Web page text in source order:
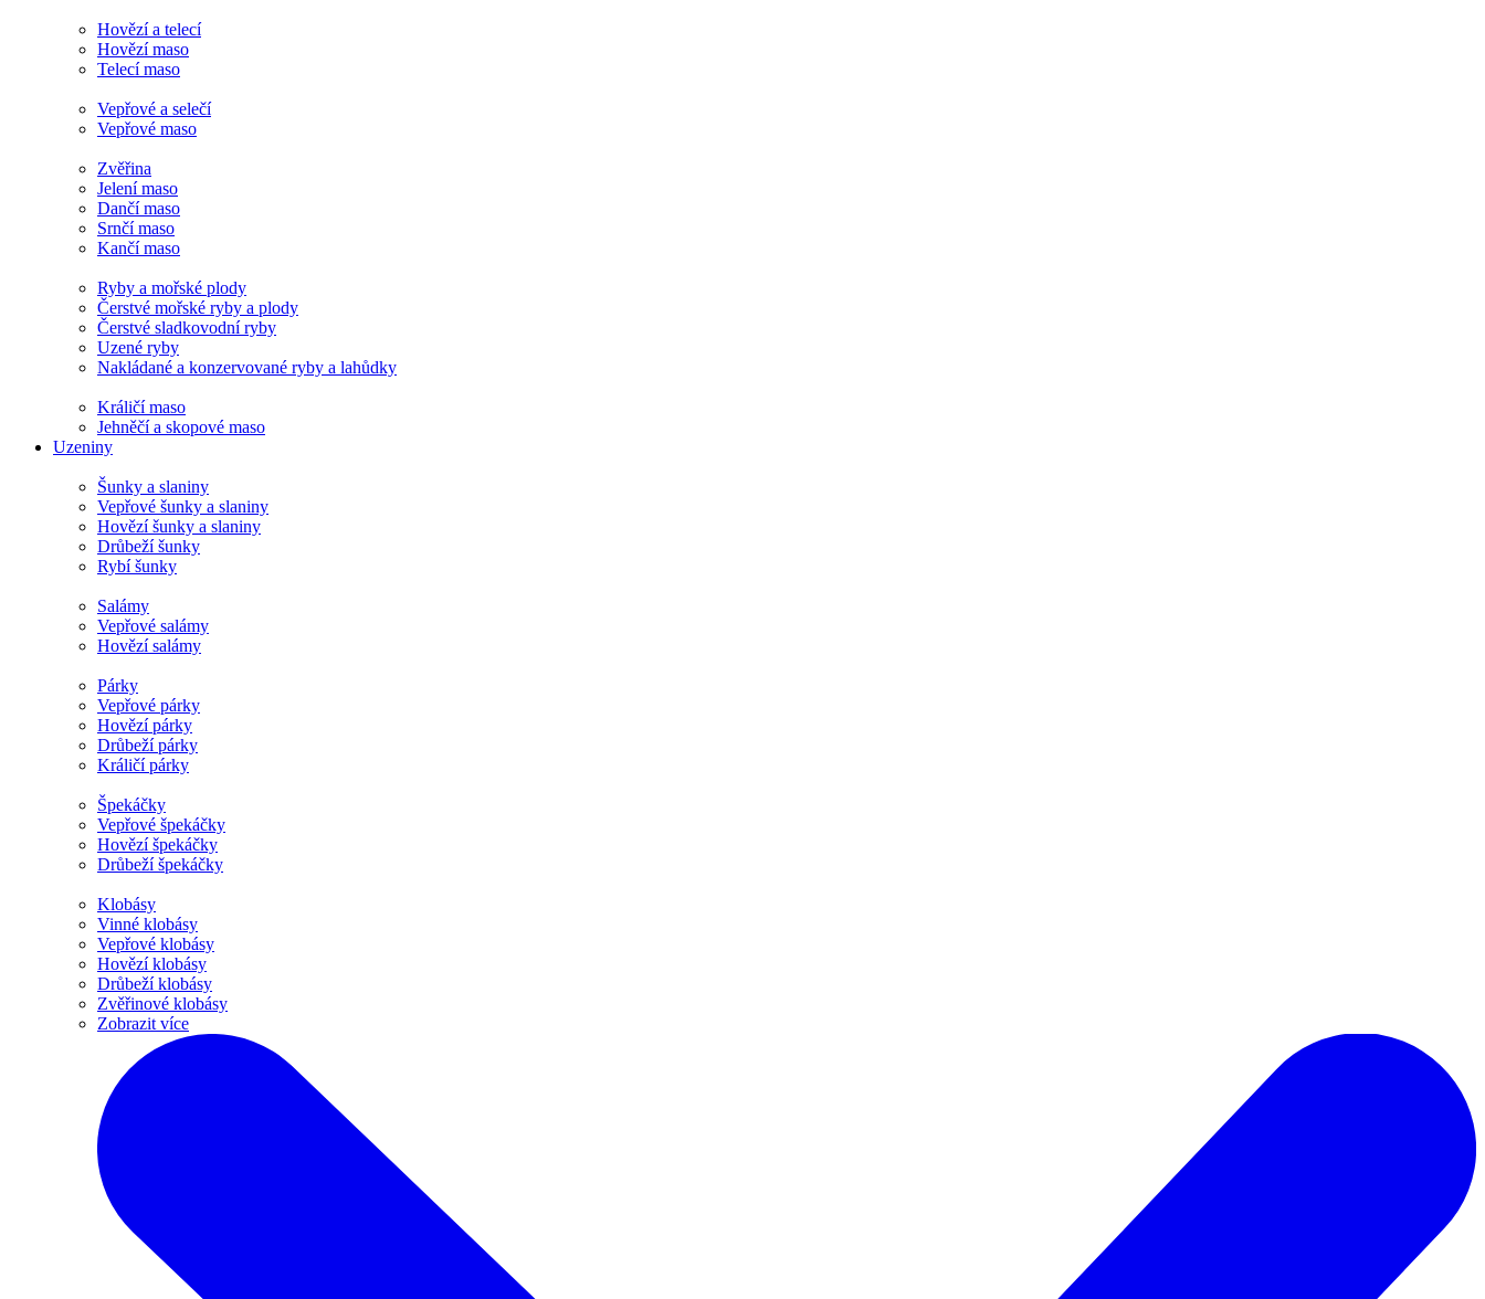
Hovězí a telecí
Hovězí maso
Telecí maso
Vepřové a selečí
Vepřové maso
Zvěřina
Jelení maso
Dančí maso
Srnčí maso
Kančí maso
Ryby a mořské plody
Čerstvé mořské ryby a plody
Čerstvé sladkovodní ryby
Uzené ryby
Nakládané a konzervované ryby a lahůdky
Králičí maso
Jehněčí a skopové maso
Uzeniny
Šunky a slaniny
Vepřové šunky a slaniny
Hovězí šunky a slaniny
Drůbeží šunky
Rybí šunky
Salámy
Vepřové salámy
Hovězí salámy
Párky
Vepřové párky
Hovězí párky
Drůbeží párky
Králičí párky
Špekáčky
Vepřové špekáčky
Hovězí špekáčky
Drůbeží špekáčky
Klobásy
Vinné klobásy
Vepřové klobásy
Hovězí klobásy
Drůbeží klobásy
Zvěřinové klobásy
Zobrazit více